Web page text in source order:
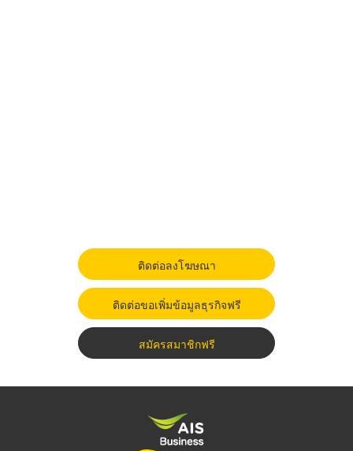
ติดต่อลงโฆษณา
ติดต่อขอเพิ่มข้อมูลธุรกิจฟรี
สมัครสมาชิกฟรี